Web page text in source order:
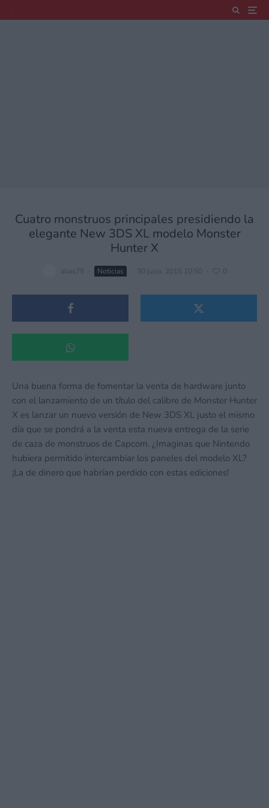
Cuatro monstruos principales presidiendo la
elegante New 3DS XL modelo Monster
Hunter X
alias79 Noticias 30 julio, 2015 10:50 0
Una buena forma de fomentar la venta de hardware junto
con el lanzamiento de un título del calibre de Monster Hunter
X es lanzar un nuevo versión de New 3DS XL justo el mismo
día que se pondrá a la venta esta nueva entrega de la serie
de caza de monstruos de Capcom. ¿Imaginas que Nintendo
hubiera permitido intercambiar los paneles del modelo XL?
¡La de dinero que habrían perdido con estas ediciones!